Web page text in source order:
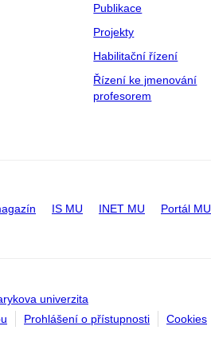
Publikace
Projekty
Habilitační řízení
Řízení ke jmenování
profesorem
IS MU INET MU Portál MU
univerzita
Prohlášení o přístupnosti Cookies